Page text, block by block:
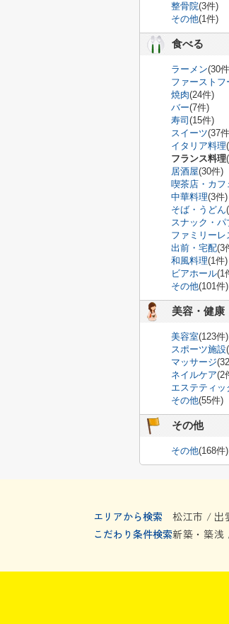
整骨院(3件)
その他(1件)
食べる
ラーメン(30
ファーストフ
焼肉(24件)
バー(7件)
寿司 (15件)
スイーツ(37
イタリア料理
フランス料理
居酒屋(30件)
喫茶店・カフ
中華料理(3件)
そば・うどん
スナック・パ
ファミリーレ
出前・宅配(3
和風料理(1件)
ビアホール(1
その他(101件)
美容・健康
美容室(123件)
スポーツ施設
マッサージ
ネイルケア(2
エステティッ
その他(55件)
その他
その他(168件)
エリアから検索 松江市 / 出
こだわり条件検索新築・築浅